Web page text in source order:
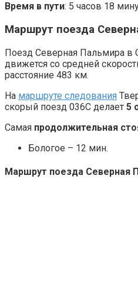
Время в пути: 5 часов 18
Маршрут поезда
Поезд Северная Пальмира в
движется со средней
расстояние 483 км.
На маршруте следования
скорый поезд 036С делает 5
Самая продолжительная
Бологое – 12 мин.
Маршрут поезда Северная